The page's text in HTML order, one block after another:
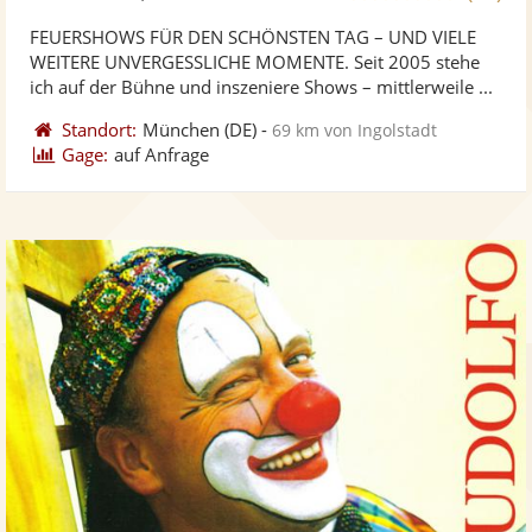
Fotos
5
Sternen
FEUERSHOWS FÜR DEN SCHÖNSTEN TAG – UND VIELE
WEITERE UNVERGESSLICHE MOMENTE. Seit 2005 stehe
ich auf der Bühne und inszeniere Shows – mittlerweile ...
Standort: München (DE) -69 km von Ingolstadt
Gage: auf Anfrage